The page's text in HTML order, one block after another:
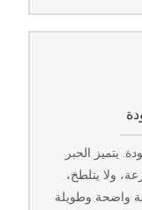
يتميز الحبر
ولا يتلطخ،
واضحة وطويلة